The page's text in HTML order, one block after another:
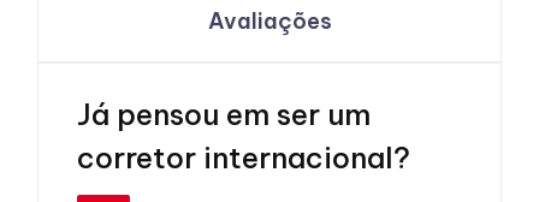
Avaliações
Já pensou em ser um
corretor internacional?